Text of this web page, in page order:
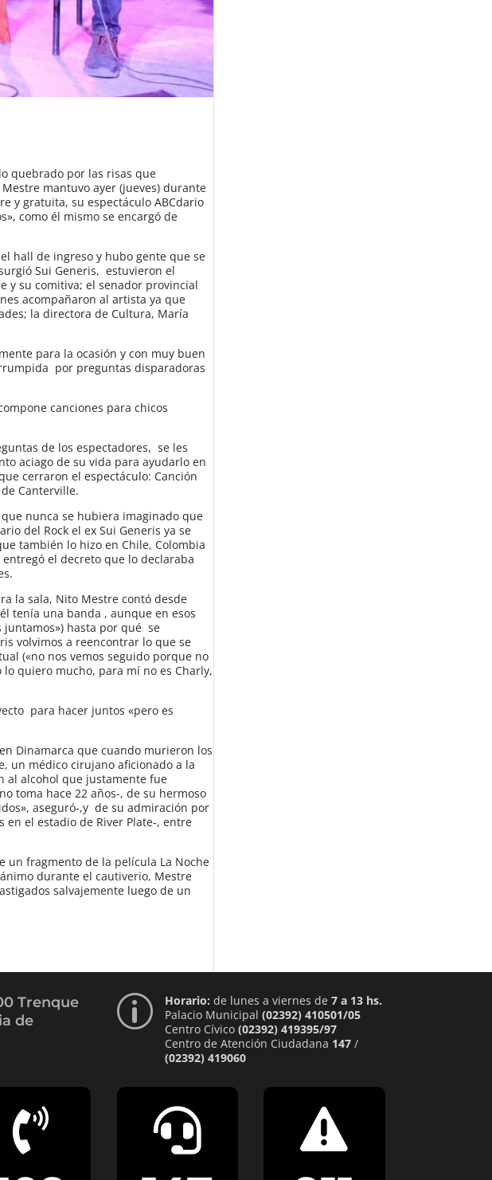
quebrado por las risas que
mantuvo ayer (jueves) durante
y gratuita, su espectáculo ABCdario
como él mismo se encargó de
hall de ingreso y hubo gente que se
Sui Generis, estuvieron el
y su comitiva; el senador provincial
acompañaron al artista ya que
la directora de Cultura, María
para la ocasión y con muy buen
por preguntas disparadoras
canciones para chicos
de los espectadores, se les
aciago de su vida para ayudarlo en
cerraron el espectáculo: Canción
Canterville.
nunca se hubiera imaginado que
del Rock el ex Sui Generis ya se
también lo hizo en Chile, Colombia
el decreto que lo declaraba
la sala, Nito Mestre contó desde
tenía una banda , aunque en esos
hasta por qué se
volvimos a reencontrar lo que se
(«no nos vemos seguido porque no
quiero mucho, para mí no es Charly,
para hacer juntos «pero es
Dinamarca que cuando murieron los
un médico cirujano aficionado a la
al alcohol que justamente fue
toma hace 22 años-, de su hermoso
aseguró-,y de su admiración por
en el estadio de River Plate-, entre
un fragmento de la película La Noche
durante el cautiverio, Mestre
salvajemente luego de un
Trenque
de
p Horario: de lunes a viernes de 7 a 13 hs.
Palacio Municipal (02392) 410501/05
Centro Cívico (02392) 419395/97
Centro de Atención Ciudadana 147/
(02392) 419060
  